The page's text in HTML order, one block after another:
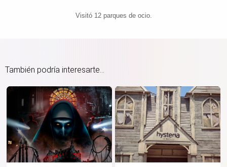
Visitó 12 parques de ocio.
También podría interesarte...